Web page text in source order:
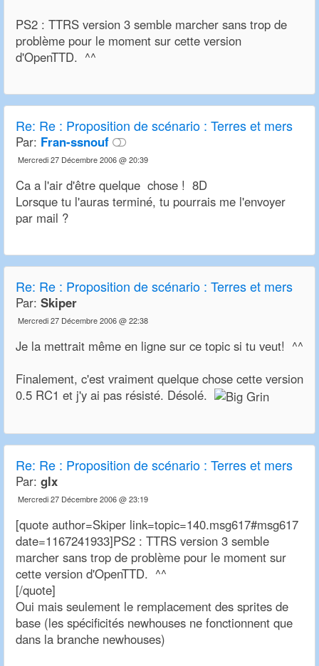
PS2 : TTRS version 3 semble marcher sans trop de
problème pour le moment sur cette version
d'OpenTTD. ^^
Re: Re : Proposition de scénario : Terres et mers
Par: Fran-ssnouf
Mercredi 27 Décembre 2006 @ 20:39
Ca a l'air d'être quelque chose ! 8D
Lorsque tu l'auras terminé, tu pourrais me l'envoyer
par mail ?
Re: Re : Proposition de scénario : Terres et mers
Par: Skiper
Mercredi 27 Décembre 2006 @ 22:38
Je la mettrait même en ligne sur ce topic si tu veut! ^^
Finalement, c'est vraiment quelque chose cette version
0.5 RC1 et j'y ai pas résisté. Désolé.
Re: Re : Proposition de scénario : Terres et mers
Par: glx
Mercredi 27 Décembre 2006 @ 23:19
[quote author=Skiper link=topic=140.msg617#msg617
date=1167241933]PS2 : TTRS version 3 semble
marcher sans trop de problème pour le moment sur
cette version d'OpenTTD. ^^
[/quote]
Oui mais seulement le remplacement des sprites de
base (les spécificités newhouses ne fonctionnent que
dans la branche newhouses)